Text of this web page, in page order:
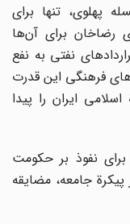
تنها برای
رضاخان برای آن‌ها
نفتی به نفع
فرهنگی این قدرت
ایران را پیدا
نفوذ بر حکومت
جامعه، مضایقه